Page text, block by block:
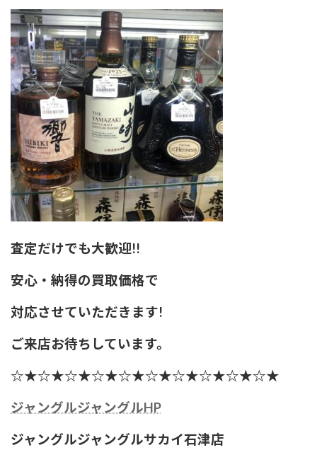
査定だけでも大歓迎!!
安心・納得の買取価格で
対応させていただきます!
ご来店お待ちしています。
☆★☆★☆★☆★☆★☆★☆★☆★☆★☆★
ジャングルジャングルHP
ジャングルジャングルサカイ石津店